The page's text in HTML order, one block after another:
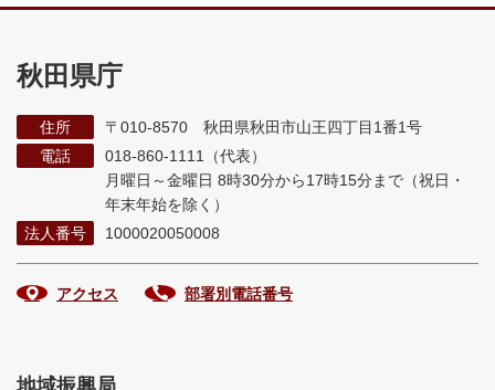
秋田県庁
住所
〒010-8570 秋田県秋田市山王四丁目1番1号
電話
018-860-1111（代表）
月曜日～金曜日 8時30分から17時15分まで （祝日・
年末年始を除く）
法人番号
1000020050008
アクセス 部署別電話番号
地域振興局